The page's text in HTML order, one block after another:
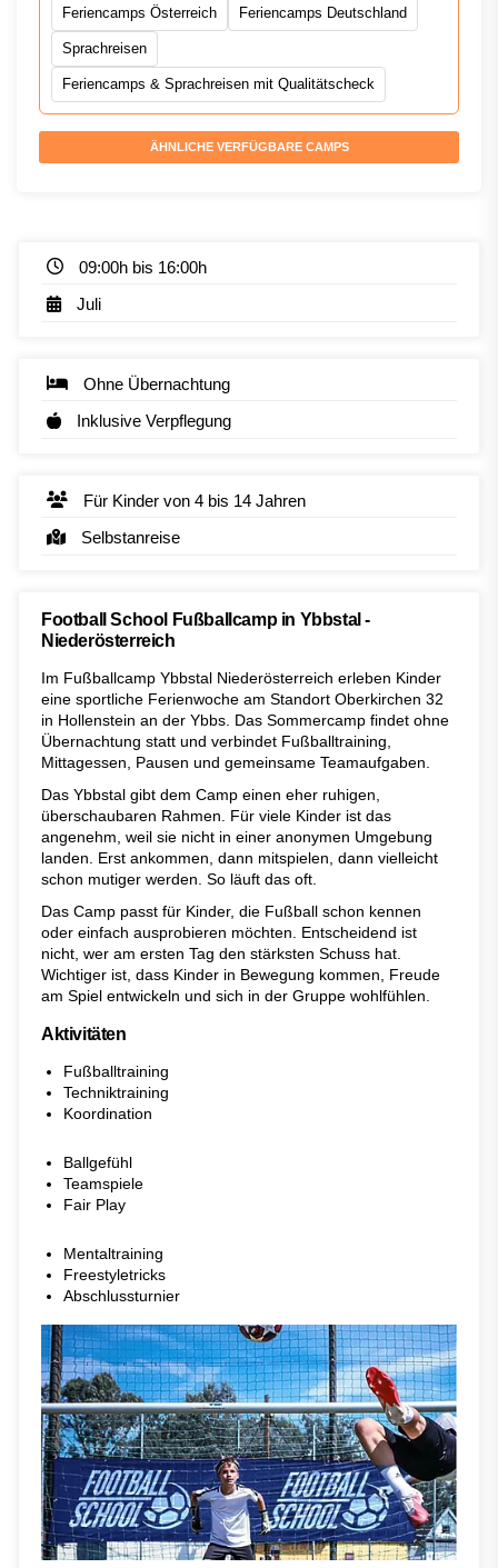
Feriencamps Österreich Feriencamps Deutschland
Sprachreisen
Feriencamps & Sprachreisen mit Qualitätscheck
ÄHNLICHE VERFÜGBARE CAMPS
09:00h bis 16:00h
Juli
Ohne Übernachtung
Inklusive Verpflegung
Für Kinder von 4 bis 14 Jahren
Selbstanreise
Football School Fußballcamp in Ybbstal -
Niederösterreich
Im Fußballcamp Ybbstal Niederösterreich erleben Kinder
eine sportliche Ferienwoche am Standort Oberkirchen 32
in Hollenstein an der Ybbs. Das Sommercamp findet ohne
Übernachtung statt und verbindet Fußballtraining,
Mittagessen, Pausen und gemeinsame Teamaufgaben.
Das Ybbstal gibt dem Camp einen eher ruhigen,
überschaubaren Rahmen. Für viele Kinder ist das
angenehm, weil sie nicht in einer anonymen Umgebung
landen. Erst ankommen, dann mitspielen, dann vielleicht
schon mutiger werden. So läuft das oft.
Das Camp passt für Kinder, die Fußball schon kennen
oder einfach ausprobieren möchten. Entscheidend ist
nicht, wer am ersten Tag den stärksten Schuss hat.
Wichtiger ist, dass Kinder in Bewegung kommen, Freude
am Spiel entwickeln und sich in der Gruppe wohlfühlen.
Aktivitäten
Fußballtraining
Techniktraining
Koordination
Ballgefühl
Teamspiele
Fair Play
Mentaltraining
Freestyletricks
Abschlussturnier